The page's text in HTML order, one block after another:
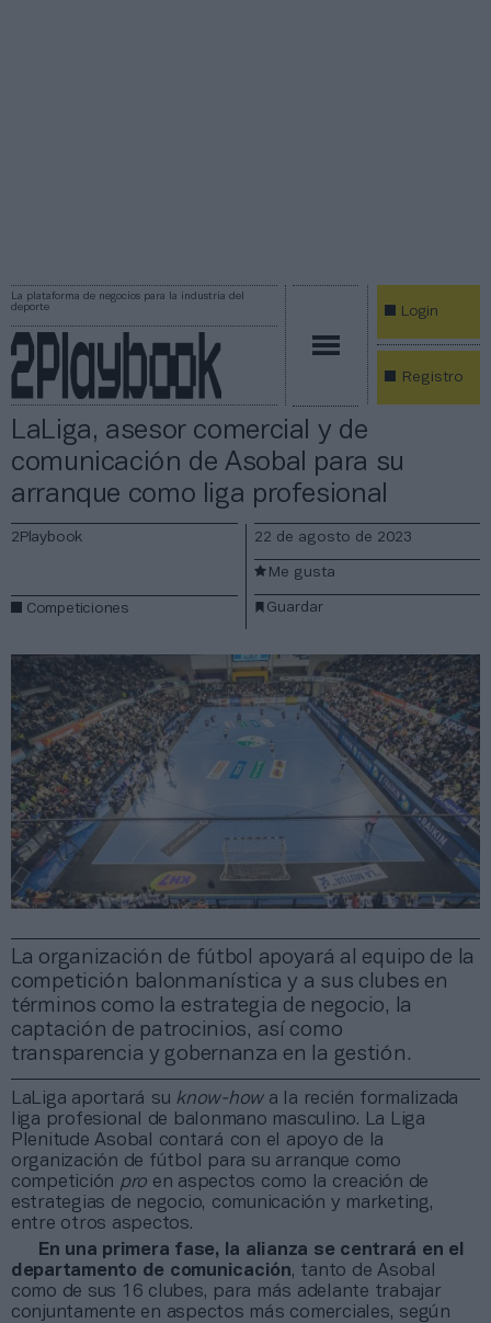
La plataforma de negocios para la industria del
deporte
Login
Registro
LaLiga, asesor comercial y de
comunicación de Asobal para su
arranque como liga profesional
La organización de fútbol apoyará al equipo de la
competición balonmanística y a sus clubes en
términos como la estrategia de negocio, la
captación de patrocinios, así como
transparencia y gobernanza en la gestión.
2Playbook
Competiciones
22 de agosto de 2023
Guardar
Me gusta
LaLiga aportará su know-howa la recién formalizada
liga profesional de balonmano masculino. La Liga
Plenitude Asobal contará con el apoyo de la
organización de fútbol para su arranque como
competición pro en aspectos como la creación de
estrategias de negocio, comunicación y marketing,
entre otros aspectos.
En una primera fase, la alianza se centrará en el
departamento de comunicación, tanto de Asobal
como de sus 16 clubes, para más adelante trabajar
conjuntamente en aspectos más comerciales, según